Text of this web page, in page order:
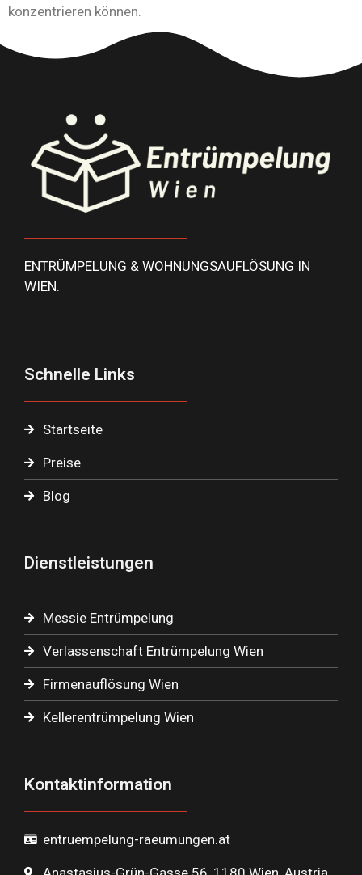
konzentrieren können.
ENTRÜMPELUNG & WOHNUNGSAUFLÖSUNG IN
WIEN.
Schnelle Links
Startseite
Preise
Blog
Dienstleistungen
Messie Entrümpelung
Verlassenschaft Entrümpelung Wien
Firmenauflösung Wien
Kellerentrümpelung Wien
Kontaktinformation
entruempelung-raeumungen.at